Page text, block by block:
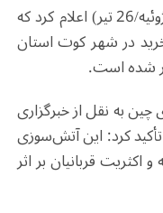
وزارت کشور عراق روز پنجشنبه (17 ژوئیه/26 تیر) اعلام کرد که
در شهر کوت استان
به نقل از خبرگزاری
کرد: این آتش‌سوزی
و اکثریت قربانیان بر اثر